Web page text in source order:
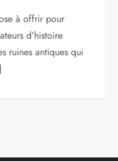
à offrir pour
d’histoire
ruines antiques qui